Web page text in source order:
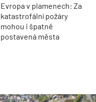
Evropa v plamenech: Za
katastrofální požáry
mohou i špatně
postavená města